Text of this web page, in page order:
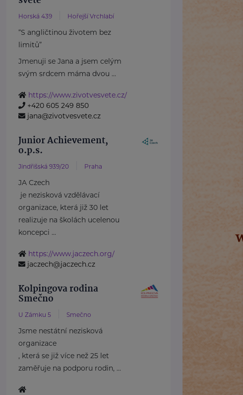
Horská 439 Hořejší Vrchlabí
“S angličtinou životem bez
limitů”
Jmenuji se Jana a jsem celým
svým srdcem máma dvou ...
https://www.zivotvesvete.cz/
+420 605 249 850
jana@zivotvesvete.cz
Junior Achievement,
o.p.s.
Jindřišská 939/20 Praha
JA Czech
je nezisková vzdělávací
organizace, která již 30 let
realizuje na školách ucelenou
koncepci ...
https://www.jaczech.org/
jaczech@jaczech.cz
Kolpingova rodina
Smečno
U Zámku 5 Smečno
Jsme nestátní nezisková
organizace
, která se již více než 25 let
zaměřuje na podporu rodin, ...